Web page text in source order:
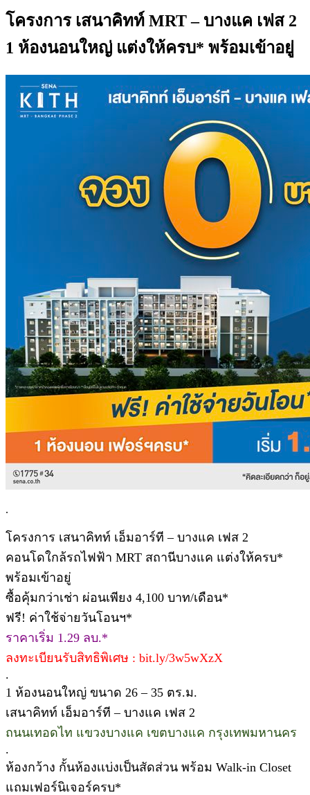
โครงการ เสนาคิทท์ MRT – บางแค เฟส 2
1 ห้องนอนใหญ่ แต่งให้ครบ* พร้อมเข้าอยู่
.
โครงการ เสนาคิทท์ เอ็มอาร์ที – บางแค เฟส 2
คอนโดใกล้รถไฟฟ้า MRT สถานีบางแค แต่งให้ครบ*
พร้อมเข้าอยู่
ซื้อคุ้มกว่าเช่า ผ่อนเพียง 4,100 บาท/เดือน*
ฟรี! ค่าใช้จ่ายวันโอนฯ*
ราคาเริ่ม 1.29 ลบ.*
ลงทะเบียนรับสิทธิพิเศษ : bit.ly/3w5wXzX
.
1 ห้องนอนใหญ่ ขนาด 26 – 35 ตร.ม.
เสนาคิทท์ เอ็มอาร์ที – บางแค เฟส 2
ถนนเทอดไท แขวงบางแค เขตบางแค กรุงเทพมหานคร
.
ห้องกว้าง กั้นห้องเเบ่งเป็นสัดส่วน พร้อม Walk-in Closet
แถมเฟอร์นิเจอร์ครบ*